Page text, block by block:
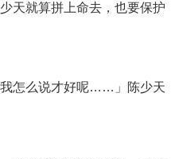
天就算拼上命去，也要保护
怎么说才好呢……」陈少天